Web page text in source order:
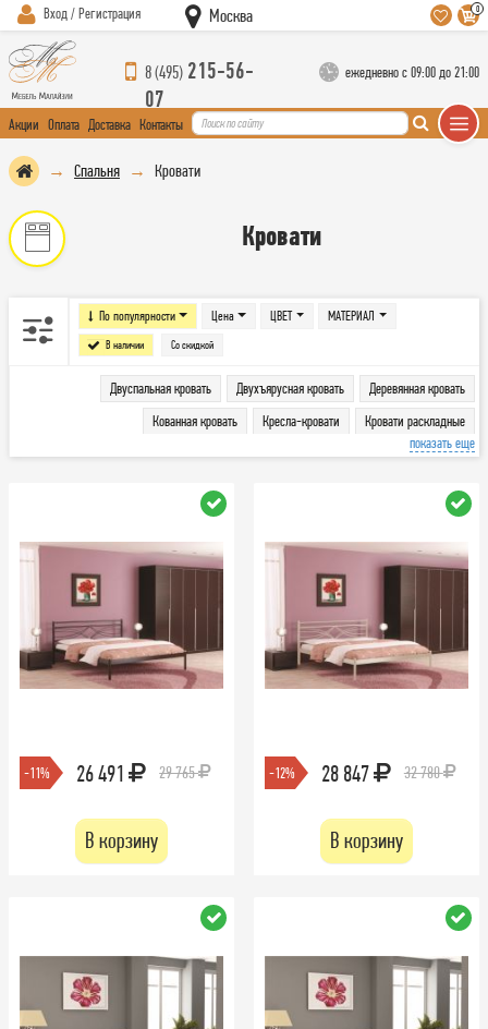
Вход / Регистрация Москва 0
8 (495) 215-56-
07
ежедневно с 09:00 до 21:00
Акции Оплата Доставка Контакты
Спальня Кровати
Кровати
По популярности Цена
В наличии Со скидкой
ЦВЕТ МАТЕРИАЛ
Двуспальная кровать Двухъярусная кровать
Деревянная кровать
Кованная кровать
Кресла-кровати
Кровати раскладные
Кровати с подъемным механизмом
Кровать с матрасом
Односпальная кровать
показать еще
-11% 26 491 29 765
В корзину
-12% 28 847 32 780
В корзину